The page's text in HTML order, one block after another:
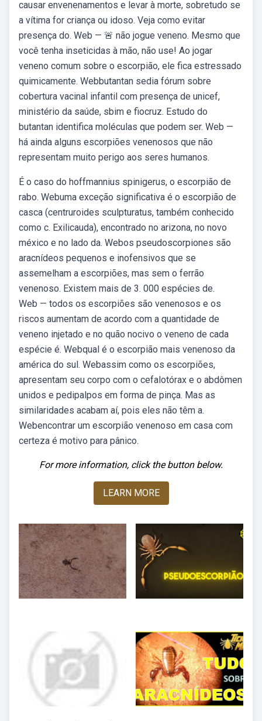
causar envenenamentos e levar à morte, sobretudo se
a vítima for criança ou idoso. Veja como evitar
presença do. Web — 🚨 não jogue veneno. Mesmo que
você tenha inseticidas à mão, não use! Ao jogar
veneno comum sobre o escorpião, ele fica estressado
quimicamente. Webbutantan sedia fórum sobre
cobertura vacinal infantil com presença de unicef,
ministério da saúde, sbim e fiocruz. Estudo do
butantan identifica moléculas que podem ser. Web —
há ainda alguns escorpiões venenosos que não
representam muito perigo aos seres humanos.
É o caso do hoffmannius spinigerus, o escorpião de
rabo. Webuma exceção significativa é o escorpião de
casca (centruroides sculpturatus, também conhecido
como c. Exilicauda), encontrado no arizona, no novo
méxico e no lado da. Webos pseudoscorpiones são
aracnídeos pequenos e inofensivos que se
assemelham a escorpiões, mas sem o ferrão
venenoso. Existem mais de 3. 000 espécies de.
Web — todos os escorpiões são venenosos e os
riscos aumentam de acordo com a quantidade de
veneno injetado e no quão nocivo o veneno de cada
espécie é. Webqual é o escorpião mais venenoso da
américa do sul. Webassim como os escorpiões,
apresentam seu corpo com o cefalotórax e o abdômen
unidos e pedipalpos em forma de pinça. Mas as
similaridades acabam aí, pois eles não têm a.
Webencontrar um escorpião venenoso em casa com
certeza é motivo para pânico.
For more information, click the button below.
LEARN MORE